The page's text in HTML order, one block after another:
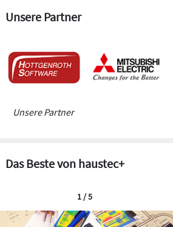
Unsere Partner
Unsere Partner
Das Beste von haustec+
1 / 5